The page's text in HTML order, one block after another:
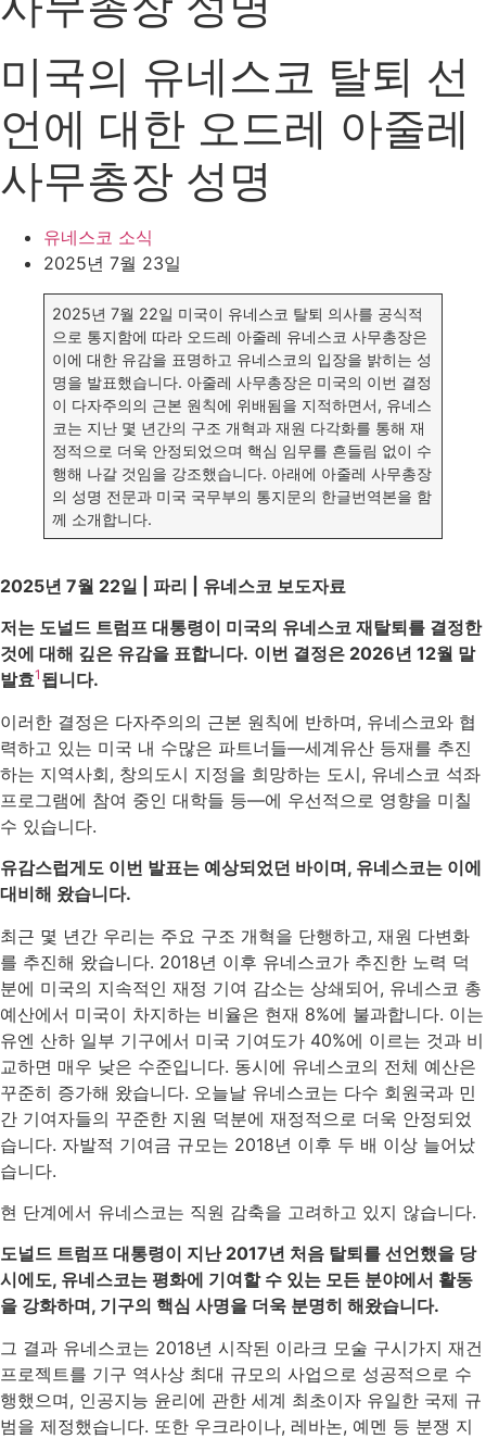
미국의 유네스코 탈퇴 선
언에 대한 오드레 아줄레
사무총장 성명
유네스코 소식
2025년 7월 23일
2025년 7월 22일 미국이 유네스코 탈퇴 의사를 공식적
으로 통지함에 따라 오드레 아줄레 유네스코 사무총장은
이에 대한 유감을 표명하고 유네스코의 입장을 밝히는 성
명을 발표했습니다. 아줄레 사무총장은 미국의 이번 결정
이 다자주의의 근본 원칙에 위배됨을 지적하면서, 유네스
코는 지난 몇 년간의 구조 개혁과 재원 다각화를 통해 재
정적으로 더욱 안정되었으며 핵심 임무를 흔들림 없이 수
행해 나갈 것임을 강조했습니다. 아래에 아줄레 사무총장
의 성명 전문과 미국 국무부의 통지문의 한글번역본을 함
께 소개합니다.
2025년 7월 22일 | 파리 | 유네스코 보도자료
저는 도널드 트럼프 대통령이 미국의 유네스코 재탈퇴를 결정한
것에 대해 깊은 유감을 표합니다. 이번 결정은 2026년 12월 말
발효1 됩니다.
이러한 결정은 다자주의의 근본 원칙에 반하며, 유네스코와 협
력하고 있는 미국 내 수많은 파트너들—세계유산 등재를 추진
하는 지역사회, 창의도시 지정을 희망하는 도시, 유네스코 석좌
프로그램에 참여 중인 대학들 등—에 우선적으로 영향을 미칠
수 있습니다.
유감스럽게도 이번 발표는 예상되었던 바이며, 유네스코는 이에
대비해 왔습니다.
최근 몇 년간 우리는 주요 구조 개혁을 단행하고, 재원 다변화
를 추진해 왔습니다. 2018년 이후 유네스코가 추진한 노력 덕
분에 미국의 지속적인 재정 기여 감소는 상쇄되어, 유네스코 총
예산에서 미국이 차지하는 비율은 현재 8%에 불과합니다. 이는
유엔 산하 일부 기구에서 미국 기여도가 40%에 이르는 것과 비
교하면 매우 낮은 수준입니다. 동시에 유네스코의 전체 예산은
꾸준히 증가해 왔습니다. 오늘날 유네스코는 다수 회원국과 민
간 기여자들의 꾸준한 지원 덕분에 재정적으로 더욱 안정되었
습니다. 자발적 기여금 규모는 2018년 이후 두 배 이상 늘어났
습니다.
현 단계에서 유네스코는 직원 감축을 고려하고 있지 않습니다.
도널드 트럼프 대통령이 지난 2017년 처음 탈퇴를 선언했을 당
시에도, 유네스코는 평화에 기여할 수 있는 모든 분야에서 활동
을 강화하며, 기구의 핵심 사명을 더욱 분명히 해왔습니다.
그 결과 유네스코는 2018년 시작된 이라크 모술 구시가지 재건
프로젝트를 기구 역사상 최대 규모의 사업으로 성공적으로 수
행했으며, 인공지능 윤리에 관한 세계 최초이자 유일한 국제 규
범을 제정했습니다. 또한 우크라이나, 레바논, 예멘 등 분쟁 지